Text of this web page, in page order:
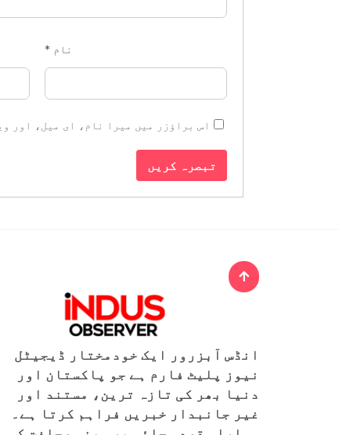
نام *
اس براؤزر میں میرا نام، ای میل، اور
انڈس آبزرور ایک خودمختار ڈیجیٹل
نیوز پلیٹ فارم ہے جو پاکستان اور
دنیا بھر کی تازہ ترین، مستند اور
غیر جانبدار خبریں فراہم کرتا ہے۔